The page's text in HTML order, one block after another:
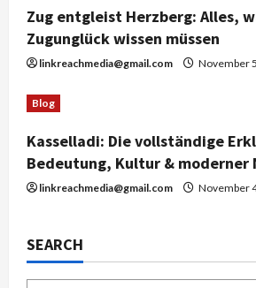
Zug entgleist Herzberg: Alles,
Zugunglück wissen müssen
linkreachmedia@gmail.com November
Blog
Kasselladi: Die vollständige
Bedeutung, Kultur & moderner
linkreachmedia@gmail.com November
SEARCH